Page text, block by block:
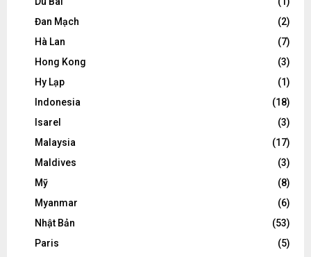
Đan Mạch
(2)
Hà Lan
(7)
Hong Kong
(3)
Hy Lạp
(1)
Indonesia
(18)
Isarel
(3)
Malaysia
(17)
Maldives
(3)
Mỹ
(8)
Myanmar
(6)
Nhật Bản
(53)
Paris
(5)